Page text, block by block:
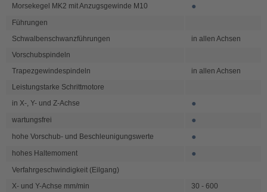
Morsekegel MK2 mit Anzugsgewinde M10
●
Führungen
Schwalbenschwanzführungen
in allen Achsen
Vorschubspindeln
Trapezgewindespindeln
in allen Achsen
Leistungstarke Schrittmotore
in X-, Y- und Z-Achse
●
wartungsfrei ●
hohe Vorschub- und Beschleunigungswerte ●
hohes Haltemoment ●
Verfahrgeschwindigkeit (Eilgang)
X- und Y-Achse mm/min
30 - 600